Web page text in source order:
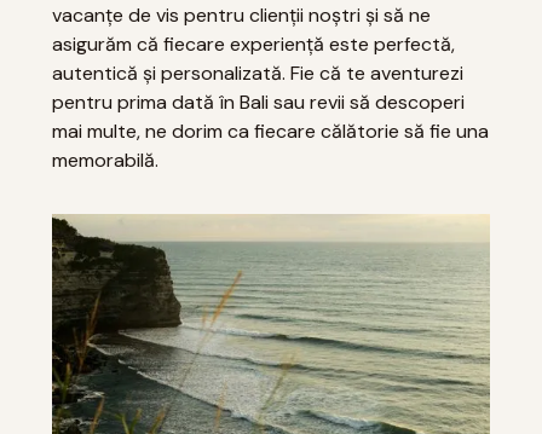
vacanțe de vis pentru clienții noștri și să ne
asigurăm că fiecare experiență este perfectă,
autentică și personalizată. Fie că te aventurezi
pentru prima dată în Bali sau revii să descoperi
mai multe, ne dorim ca fiecare călătorie să fie una
memorabilă.